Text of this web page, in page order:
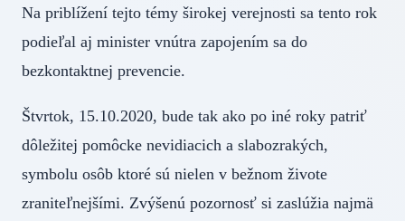
Na priblížení tejto témy širokej verejnosti sa tento rok
podieľal aj minister vnútra zapojením sa do
bezkontaktnej prevencie.
Štvrtok, 15.10.2020, bude tak ako po iné roky patriť
dôležitej pomôcke nevidiacich a slabozrakých,
symbolu osôb ktoré sú nielen v bežnom živote
zraniteľnejšími. Zvýšenú pozornosť si zaslúžia najmä